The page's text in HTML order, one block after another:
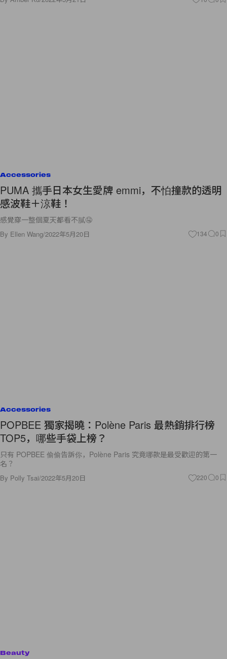
Accessories
PUMA 攜手日本女生愛牌 emmi，不怕撞款的透明
感波鞋＋涼鞋！
感覺穿一整個夏天都看不膩🤤
By Ellen Wang/2022年5月20日 134 0
Accessories
POPBEE 獨家揭曉：Polène Paris 最熱銷排行榜
TOP5，哪些手袋上榜？
只有 POPBEE 偷偷告訴你，Polène Paris 究竟哪款是最受歡迎的第一
名？
By Polly Tsai/2022年5月20日 220 0
Beauty